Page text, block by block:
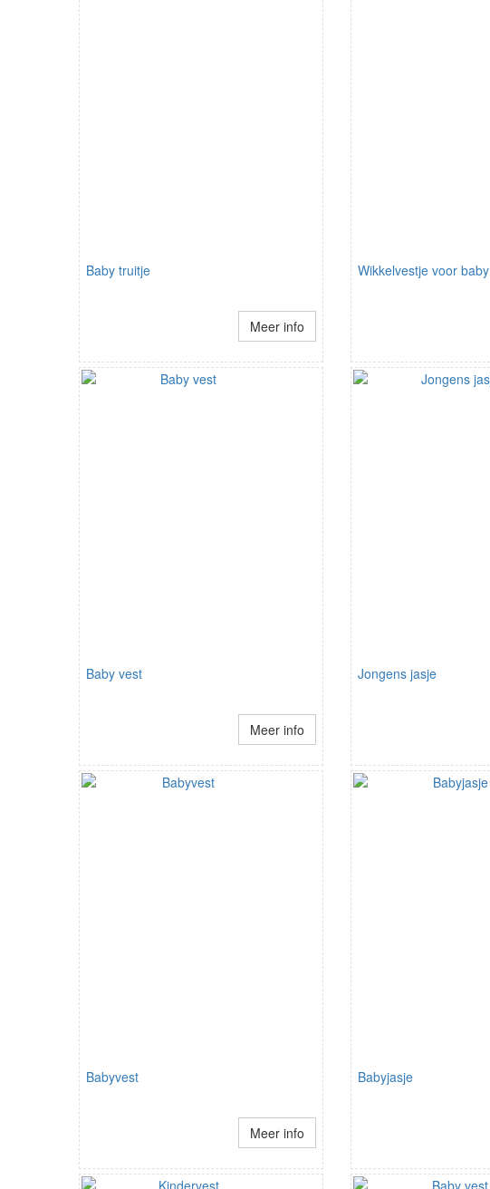
Baby truitje
Meer info
Wikkelvestje voor baby
Baby vest
Meer info
Jongens jasje
Babyvest
Meer info
Babyjasje